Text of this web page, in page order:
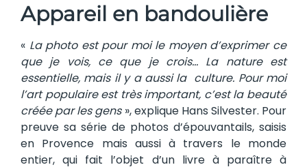
Appareil en bandoulière
« La photo est pour moi le moyen d’exprimer ce
que je vois, ce que je crois… La nature est
essentielle, mais il y a aussi la culture. Pour moi
l’art populaire est très important, c’est la beauté
créée par les gens», explique Hans Silvester. Pour
preuve sa série de photos d’épouvantails, saisis
en Provence mais aussi à travers le monde
entier, qui fait l’objet d’un livre à paraître à